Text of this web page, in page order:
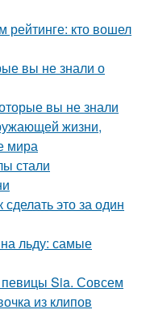
рейтинге: кто вошел
вы не знали о
вы не знали
жизни,
мира
стали
это за один
льду: самые
певицы Sia. Совсем
из клипов